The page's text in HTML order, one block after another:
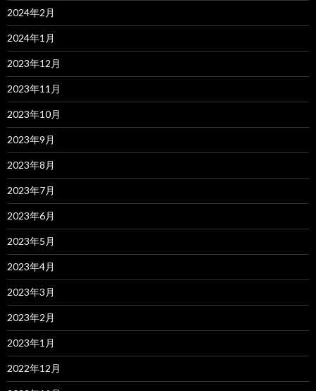
2024年2月
2024年1月
2023年12月
2023年11月
2023年10月
2023年9月
2023年8月
2023年7月
2023年6月
2023年5月
2023年4月
2023年3月
2023年2月
2023年1月
2022年12月